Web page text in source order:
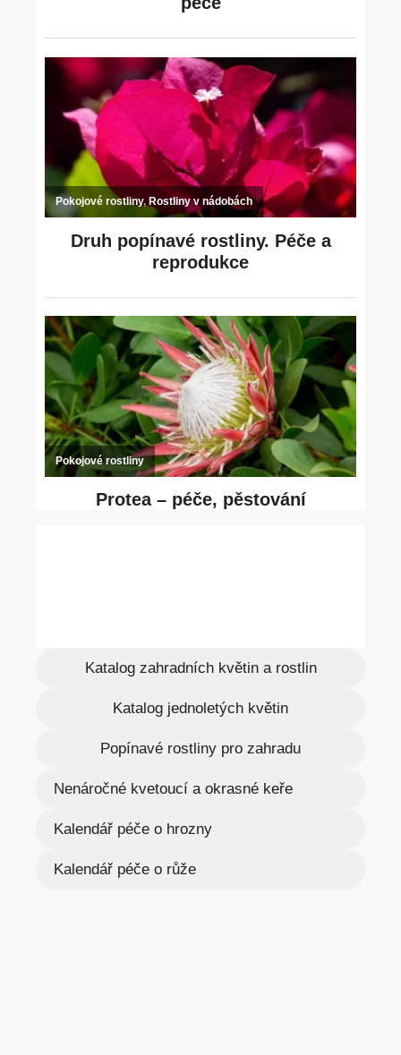
Katalog zahradních květin a rostlin
Katalog jednoletých květin
Popínavé rostliny pro zahradu
Nenáročné kvetoucí a okrasné keře
Kalendář péče o hrozny
Kalendář péče o růže